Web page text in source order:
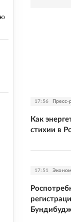
17:56
Как
стихии в
17:51